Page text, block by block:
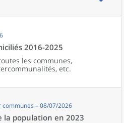
2016-2025
les communes,
etc.
communes – 08/07/2026
la population en 2023